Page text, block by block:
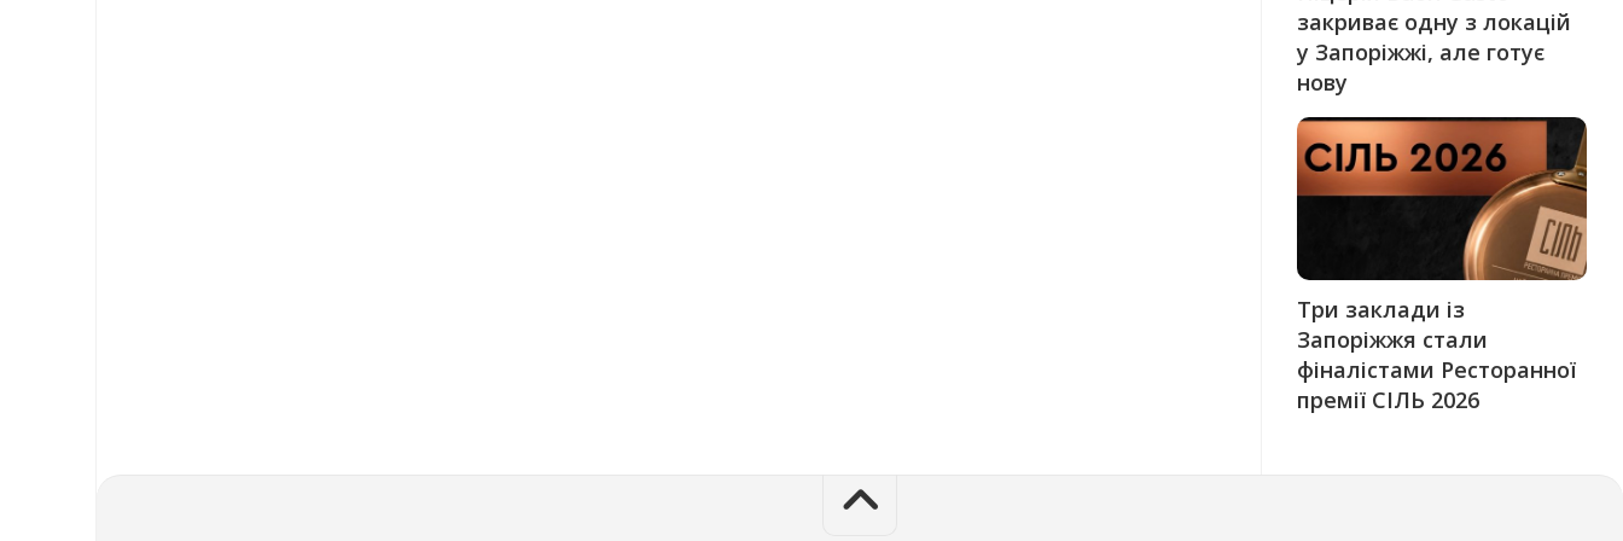
закриває одну з локацій
у Запоріжжі, але готує
нову
Три заклади із
Запоріжжя стали
фіналістами Ресторанної
премії СІЛЬ 2026